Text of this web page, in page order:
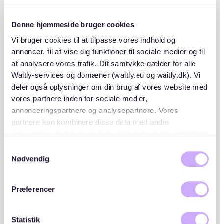
Denne hjemmeside bruger cookies
Vi bruger cookies til at tilpasse vores indhold og
annoncer, til at vise dig funktioner til sociale medier og til
at analysere vores trafik. Dit samtykke gælder for alle
Waitly-services og domæner (waitly.eu og waitly.dk). Vi
deler også oplysninger om din brug af vores website med
vores partnere inden for sociale medier,
annonceringspartnere og analysepartnere. Vores
partnere kan kombinere disse data med andre
cookies, hvis du fortsætter med at anvende vores
Nødvendig
Præferencer
Statistik
Beskrivelse